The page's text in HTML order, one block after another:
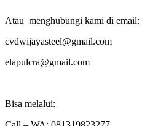
Atau menghubungi kami di email:
cvdwijayasteel@gmail.com
elapulcra@gmail.com
Bisa melalui: